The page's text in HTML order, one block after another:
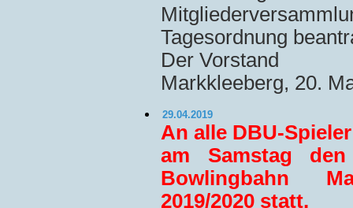
Tagesordnung
Der Vorstand
Markkleeberg, 20.
29.04.2019
An alle DBU-
am Samstag
Bowlingbahn
2019/2020 statt.